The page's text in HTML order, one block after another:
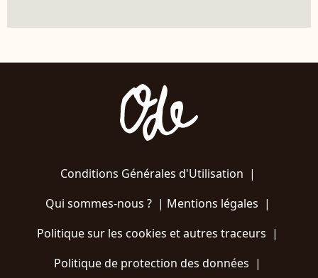
Conditions Générales d'Utilisation |
Qui sommes-nous ?| Mentions légales |
Politique sur les cookies et autres traceurs |
Politique de protection des données |